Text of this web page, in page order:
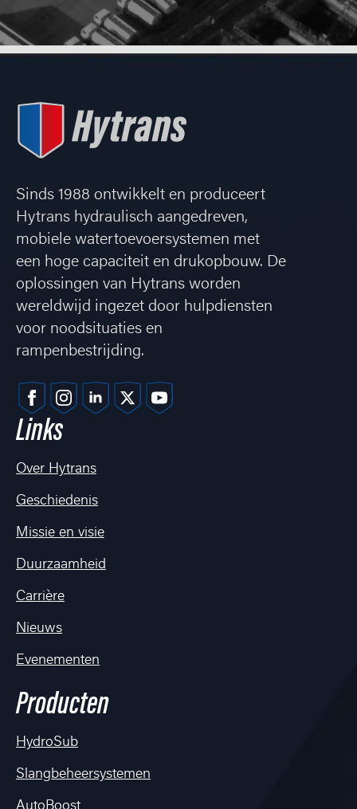
Sinds 1988 ontwikkelt en produceert
Hytrans hydraulisch aangedreven,
mobiele watertoevoersystemen met
een hoge capaciteit en drukopbouw. De
oplossingen van Hytrans worden
wereldwijd ingezet door hulpdiensten
voor noodsituaties en
rampenbestrijding.
Links
Over Hytrans
Geschiedenis
Missie en visie
Duurzaamheid
Carrière
Nieuws
Evenementen
Producten
HydroSub
Slangbeheersystemen